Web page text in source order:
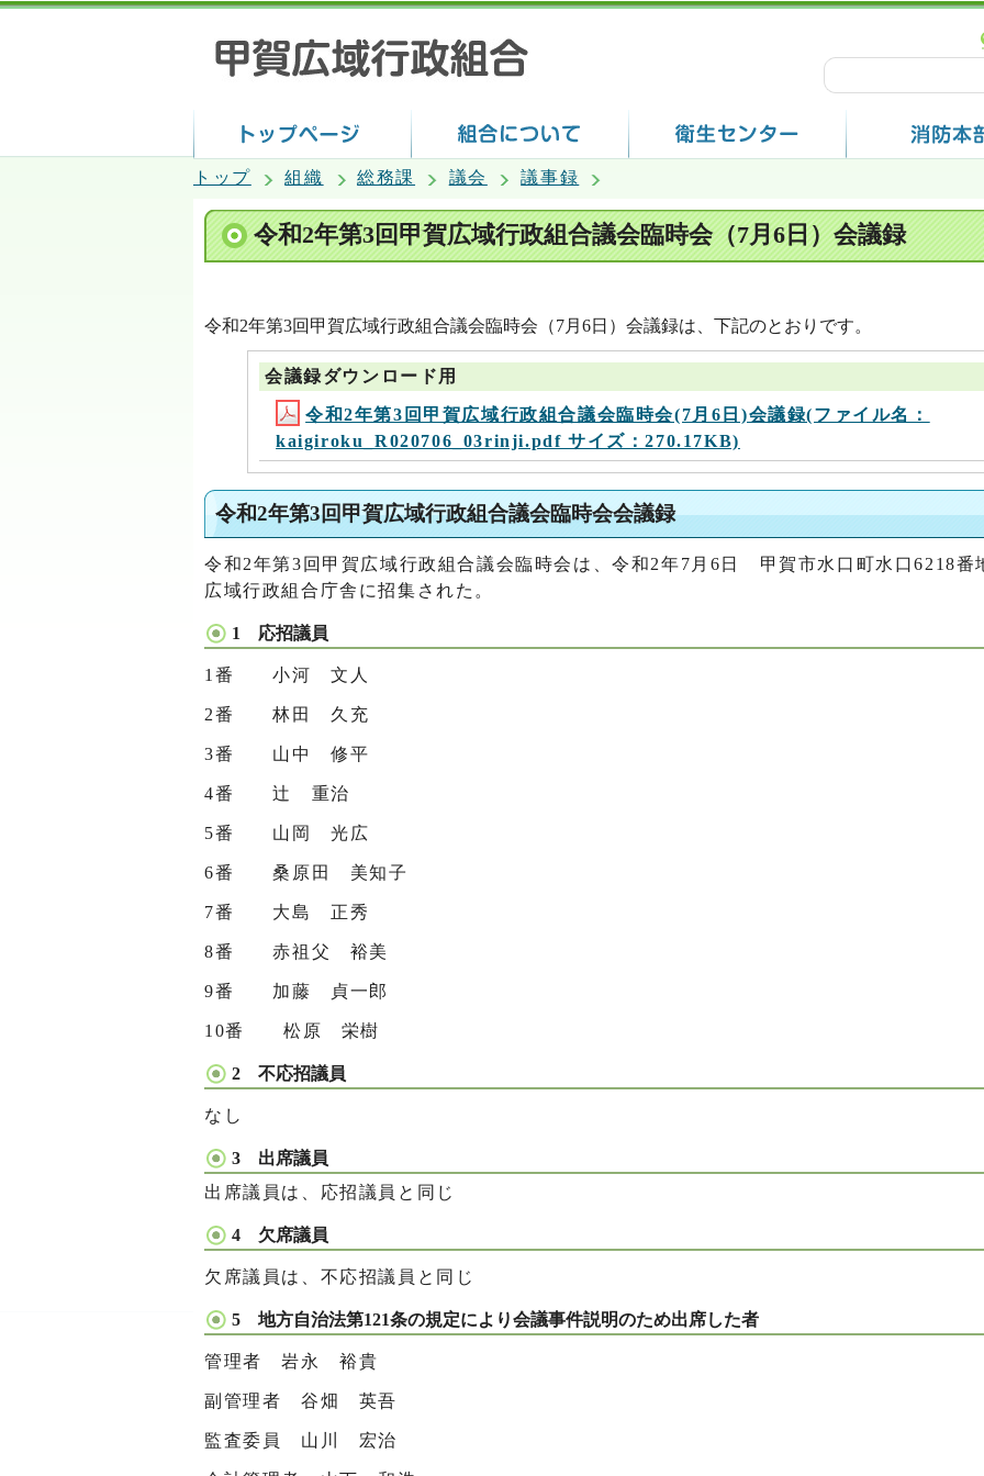
トップ 組織 総務課 議会 議事録
令和2年第3回甲賀広域行政組合議会臨時会（7月6日）会議録
令和2年第3回甲賀広域行政組合議会臨時会（7月6日）会議録は、下記のとおりです。
会議録ダウンロード用
令和2年第3回甲賀広域行政組合議会臨時会(7月6日)会議録(ファイル名：
kaigiroku_R020706_03rinji.pdf サイズ：270.17KB)
令和2年第3回甲賀広域行政組合議会臨時会会議録
令和2年第3回甲賀広域行政組合議会臨時会は、令和2年7月6日 甲賀市水口町水口6218
広域行政組合庁舎に招集された。
1 応招議員
1番 小河 文人
2番 林田 久充
3番 山中 修平
4番 辻󠄀 重治
5番 山岡 光広
6番 桑原田 美知子
7番 大島 正秀
8番 赤祖父 裕美
9番 加藤 貞一郎
10番 松原 栄樹
2 不応招議員
なし
3 出席議員
出席議員は、応招議員と同じ
4 欠席議員
欠席議員は、不応招議員と同じ
5 地方自治法第121条の規定により会議事件説明のため出席した者
管理者 岩永 裕貴
副管理者 谷畑 英吾
監査委員 山川 宏治